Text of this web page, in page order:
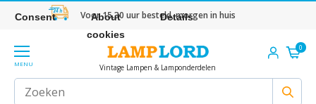
Voor 15.30 uur besteld, morgen in huis
MENU Vintage Lampen & Lamponderdelen
0
Consent
About
cookies
Details